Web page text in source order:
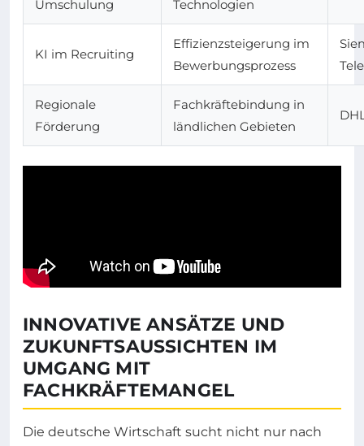
Umschulung
Technologien
KI im Recruiting
Effizienzsteigerung im
Bewerbungsprozess
Regionale
Förderung
Fachkräftebindung in
ländlichen Gebieten
INNOVATIVE ANSÄTZE UND
ZUKUNFTSAUSSICHTEN IM
UMGANG MIT
FACHKRÄFTEMANGEL
Die deutsche Wirtschaft sucht nicht nur nach